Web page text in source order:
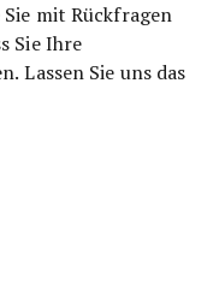
mit Rückfragen
Sie Ihre
Lassen Sie uns das